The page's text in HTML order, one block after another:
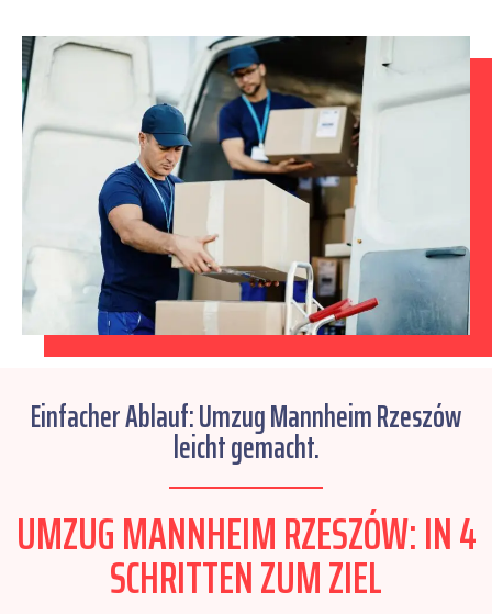
Einfacher Ablauf: Umzug Mannheim Rzeszów
leicht gemacht.
UMZUG MANNHEIM RZESZÓW: IN 4
SCHRITTEN ZUM ZIEL